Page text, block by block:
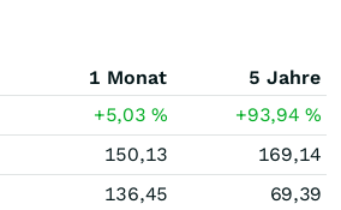
1 Monat
5 Jahre
+5,03% +93,94%
150,13
169,14
136,45
69,39